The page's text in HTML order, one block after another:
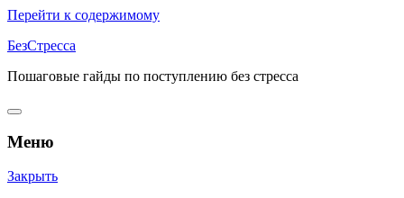
Перейти к содержимому
БезСтресса
Пошаговые гайды по поступлению без стресса
Меню
Закрыть